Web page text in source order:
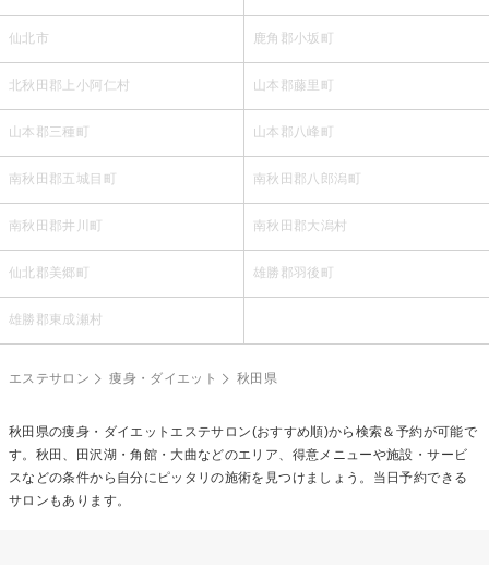
仙北市 鹿角郡小坂町
北秋田郡上小阿仁村 山本郡藤里町
山本郡三種町 山本郡八峰町
南秋田郡五城目町 南秋田郡八郎潟町
南秋田郡井川町 南秋田郡大潟村
仙北郡美郷町 雄勝郡羽後町
雄勝郡東成瀬村
エステサロン 痩身・ダイエット 秋田県
秋田県の痩身・ダイエットエステサロン(おすすめ順)から検索＆予約が可能で
す。秋田、田沢湖・角館・大曲などのエリア、得意メニューや施設・サービ
スなどの条件から自分にピッタリの施術を見つけましょう。当日予約できる
サロンもあります。